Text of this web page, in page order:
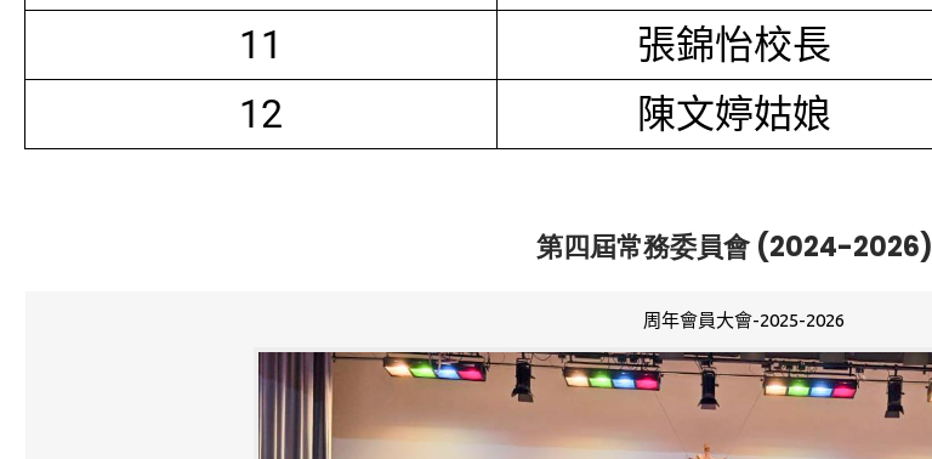
11
張錦怡校長
12
陳文婷姑娘
第四屆常務委員會 (2024-2026)
周年會員大會-2025-2026